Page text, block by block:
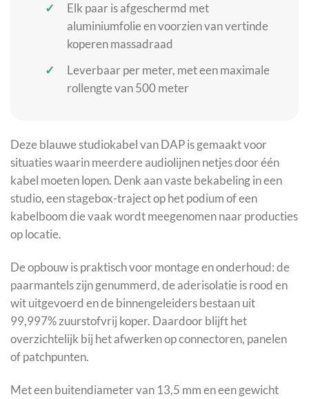
Elk paar is afgeschermd met
aluminiumfolie en voorzien van vertinde
koperen massadraad
Leverbaar per meter, met een maximale
rollengte van 500 meter
Deze blauwe studiokabel van DAP is gemaakt voor
situaties waarin meerdere audiolijnen netjes door één
kabel moeten lopen. Denk aan vaste bekabeling in een
studio, een stagebox-traject op het podium of een
kabelboom die vaak wordt meegenomen naar producties
op locatie.
De opbouw is praktisch voor montage en onderhoud: de
paarmantels zijn genummerd, de aderisolatie is rood en
wit uitgevoerd en de binnengeleiders bestaan uit
99,997% zuurstofvrij koper. Daardoor blijft het
overzichtelijk bij het afwerken op connectoren, panelen
of patchpunten.
Met een buitendiameter van 13,5 mm en een gewicht